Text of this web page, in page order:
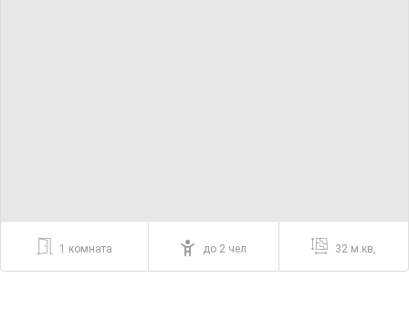
1 комната до 2 чел 32 м.кв,